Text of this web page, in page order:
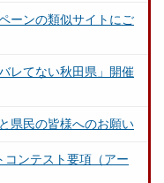
ーンの類似サイトにご
レてない秋田県」開催
県民の皆様へのお願い
ンテスト要項（アー